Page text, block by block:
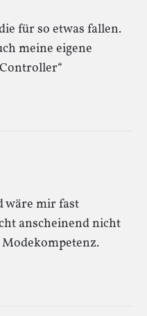
für so etwas fallen.
meine eigene
wäre mir fast
anscheinend nicht